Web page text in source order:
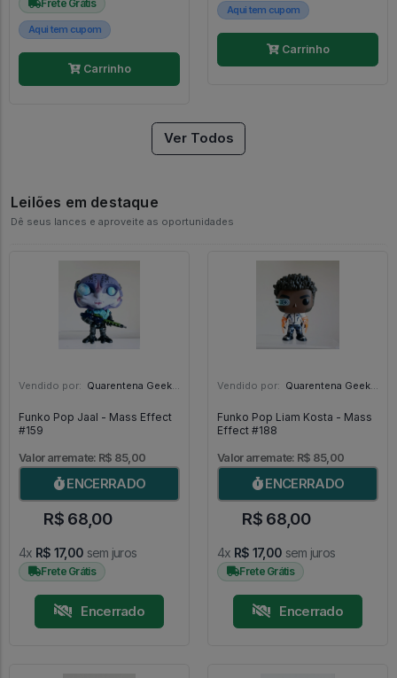
Frete Grátis
Aqui tem cupom
Carrinho
Aqui tem cupom
Carrinho
Ver Todos
Leilões em destaque
Dê seus lances e aproveite as oportunidades
Vendido por: Quarentena Geek Store - SP
Funko Pop Jaal - Mass Effect
#159
Valor arremate: R$ 85,00
ENCERRADO
R$ 68,00
4x R$ 17,00 sem juros
Frete Grátis
Encerrado
Vendido por: Quarentena Geek Store - SP
Funko Pop Liam Kosta - Mass
Effect #188
Valor arremate: R$ 85,00
ENCERRADO
R$ 68,00
4x R$ 17,00 sem juros
Frete Grátis
Encerrado